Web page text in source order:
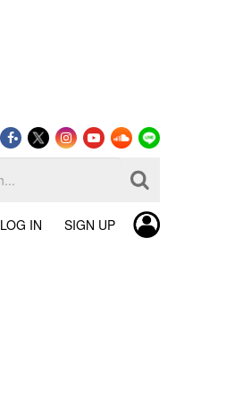
LOG IN SIGN UP